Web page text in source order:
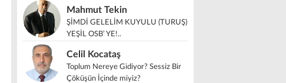
Mahmut Tekin
ŞİMDİ GELELİM KUYULU (TURUŞ)
YEŞİL OSB’ YE!..
Celil Kocataş
Toplum Nereye Gidiyor? Sessiz Bir
Çöküşün İçinde miyiz?